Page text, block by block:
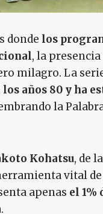
donde los
, la presencia
milagro. La
años 80 y ha
la
Kohatsu, de
vital
apenas el 1%
.